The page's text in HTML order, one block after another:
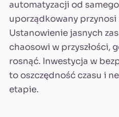
automatyzacji od
uporządkowany przynosi
Ustanowienie jasnych
chaosowi w przyszłości,
rosnąć. Inwestycja w
to oszczędność czasu i
etapie.